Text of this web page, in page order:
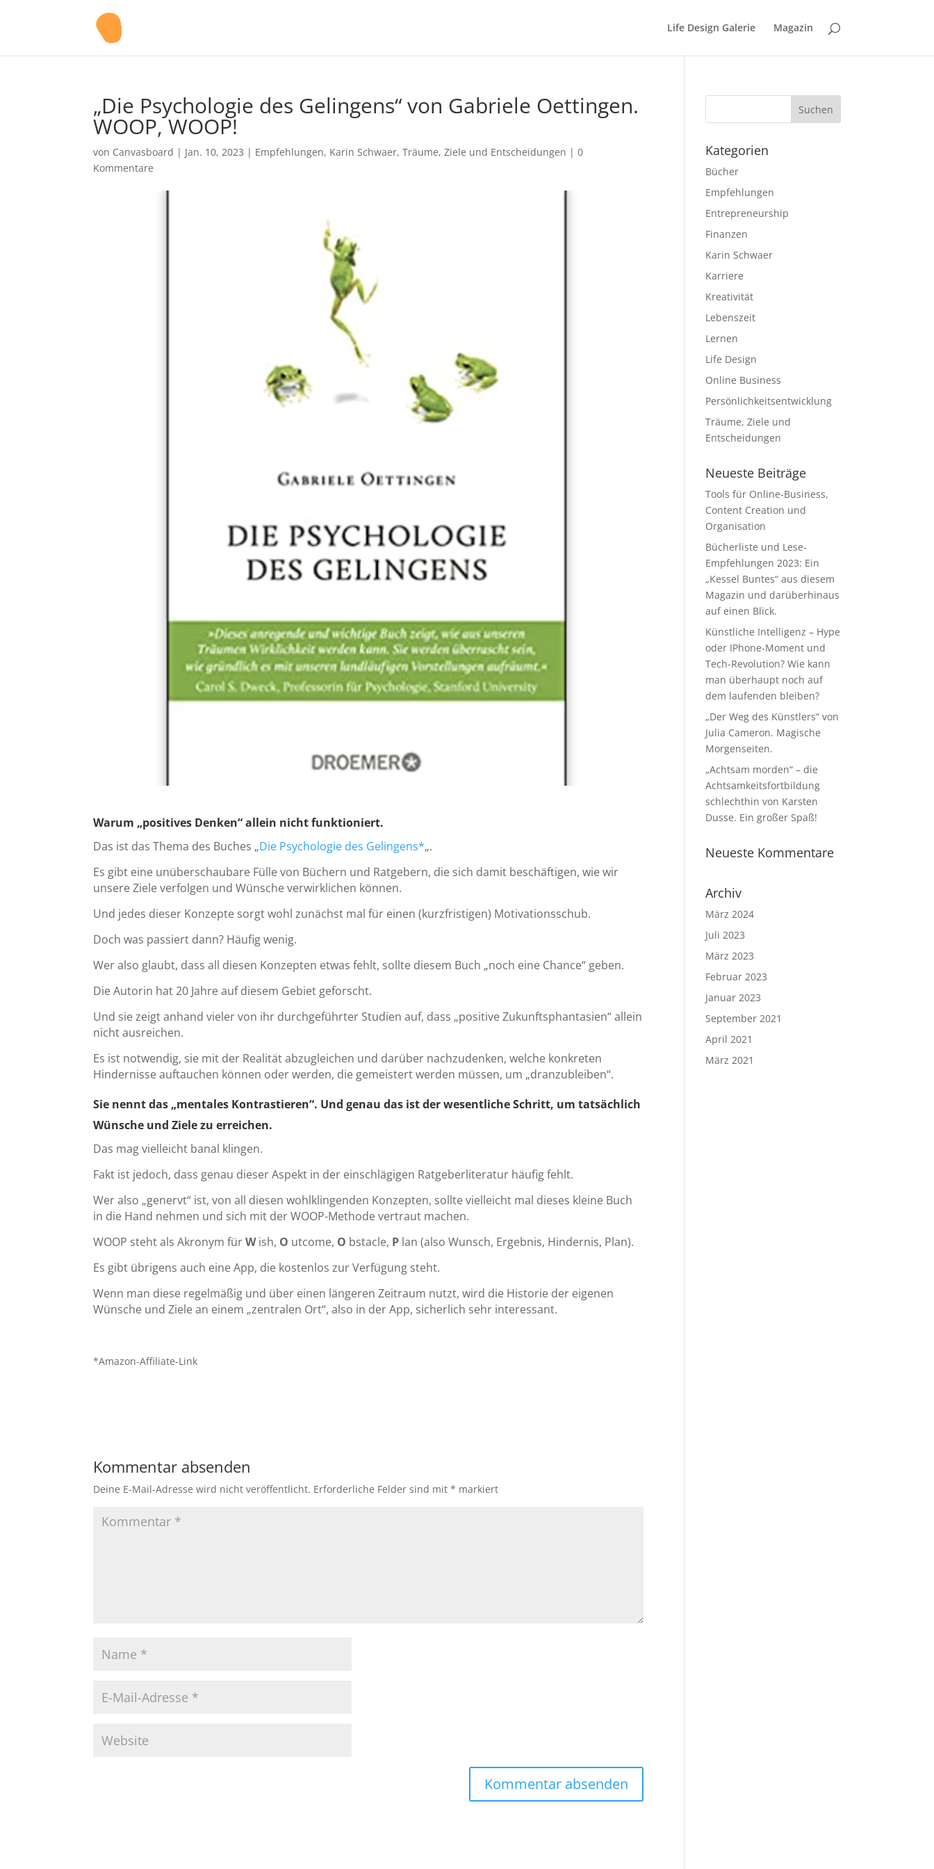
Life Design Galerie Magazin
„Die Psychologie des Gelingens“ von Gabriele Oettingen.
WOOP, WOOP!
von Canvasboard | Jan. 10, 2023 | Empfehlungen, Karin Schwaer,Träume, Ziele und Entscheidungen |0
Kommentare
Warum „positives Denken“ allein nicht funktioniert.
Das ist das Thema des Buches „Die Psychologie des Gelingens*„.
Es gibt eine unüberschaubare Fülle von Büchern und Ratgebern, die sich damit beschäftigen, wie wir
unsere Ziele verfolgen und Wünsche verwirklichen können.
Und jedes dieser Konzepte sorgt wohl zunächst mal für einen (kurzfristigen) Motivationsschub.
Doch was passiert dann? Häufig wenig.
Wer also glaubt, dass all diesen Konzepten etwas fehlt, sollte diesem Buch „noch eine Chance“ geben.
Die Autorin hat 20 Jahre auf diesem Gebiet geforscht.
Und sie zeigt anhand vieler von ihr durchgeführter Studien auf, dass „positive Zukunftsphantasien“ allein
nicht ausreichen.
Es ist notwendig, sie mit der Realität abzugleichen und darüber nachzudenken, welche konkreten
Hindernisse auftauchen können oder werden, die gemeistert werden müssen, um „dranzubleiben“.
Sie nennt das „mentales Kontrastieren“. Und genau das ist der wesentliche Schritt, um tatsächlich
Wünsche und Ziele zu erreichen.
Das mag vielleicht banal klingen.
Fakt ist jedoch, dass genau dieser Aspekt in der einschlägigen Ratgeberliteratur häufig fehlt.
Wer also „genervt“ ist, von all diesen wohlklingenden Konzepten, sollte vielleicht mal dieses kleine Buch
in die Hand nehmen und sich mit der WOOP-Methode vertraut machen.
WOOP steht als Akronym fürWish, O utcome, O bstacle, P lan (also Wunsch, Ergebnis, Hindernis, Plan).
Es gibt übrigens auch eine App, die kostenlos zur Verfügung steht.
Wenn man diese regelmäßig und über einen längeren Zeitraum nutzt, wird die Historie der eigenen
Wünsche und Ziele an einem „zentralen Ort“, also in der App, sicherlich sehr interessant.
*Amazon-Affiliate-Link
Kommentar absenden
Deine E-Mail-Adresse wird nicht veröffentlicht. Erforderliche Felder sind mit* markiert
Kategorien
Bücher
Empfehlungen
Entrepreneurship
Finanzen
Karin Schwaer
Karriere
Kreativität
Lebenszeit
Lernen
Life Design
Online Business
Persönlichkeitsentwicklung
Träume, Ziele und
Entscheidungen
Neueste Beiträge
Tools für Online-Business,
Content Creation und
Organisation
Bücherliste und Lese-
Empfehlungen 2023: Ein
„Kessel Buntes“ aus diesem
Magazin und darüberhinaus
auf einen Blick.
Künstliche Intelligenz – Hype
oder IPhone-Moment und
Tech-Revolution? Wie kann
man überhaupt noch auf
dem laufenden bleiben?
„Der Weg des Künstlers“ von
Julia Cameron. Magische
Morgenseiten.
„Achtsam morden“ – die
Achtsamkeitsfortbildung
schlechthin von Karsten
Dusse. Ein großer Spaß!
Neueste Kommentare
Archiv
März 2024
Juli 2023
März 2023
Februar 2023
Januar 2023
September 2021
April 2021
März 2021